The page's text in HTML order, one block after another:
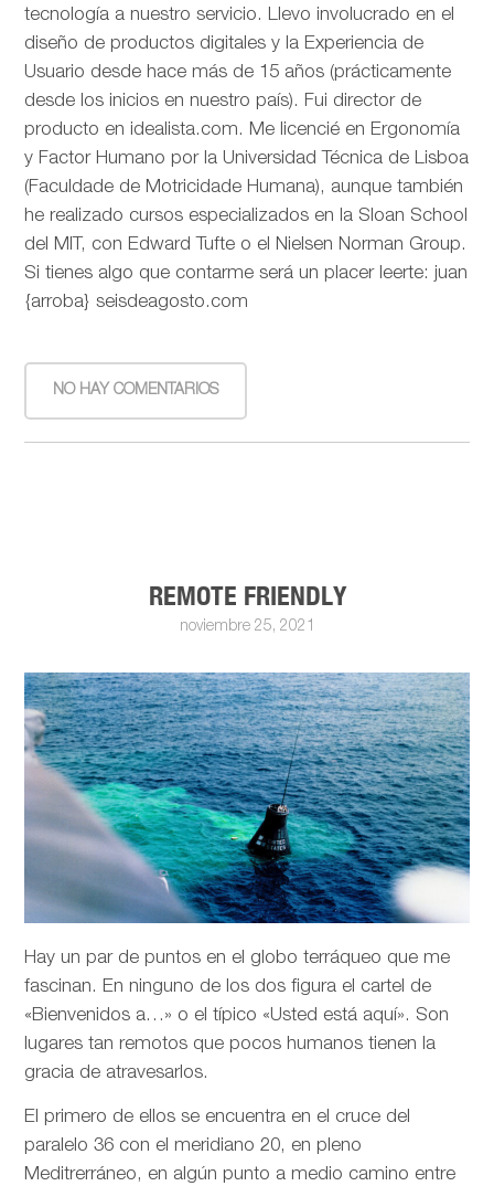
tecnología a nuestro servicio. Llevo involucrado en el
diseño de productos digitales y la Experiencia de
Usuario desde hace más de 15 años (prácticamente
desde los inicios en nuestro país). Fui director de
producto en idealista.com. Me licencié en Ergonomía
y Factor Humano por la Universidad Técnica de Lisboa
(Faculdade de Motricidade Humana), aunque también
he realizado cursos especializados en la Sloan School
del MIT, con Edward Tufte o el Nielsen Norman Group.
Si tienes algo que contarme será un placer leerte: juan
{arroba} seisdeagosto.com
NO HAY COMENTARIOS
REMOTE FRIENDLY
noviembre 25, 2021
Hay un par de puntos en el globo terráqueo que me
fascinan. En ninguno de los dos figura el cartel de
«Bienvenidos a…» o el típico «Usted está aquí». Son
lugares tan remotos que pocos humanos tienen la
gracia de atravesarlos.
El primero de ellos se encuentra en el cruce del
paralelo 36 con el meridiano 20, en pleno
Meditrerráneo, en algún punto a medio camino entre